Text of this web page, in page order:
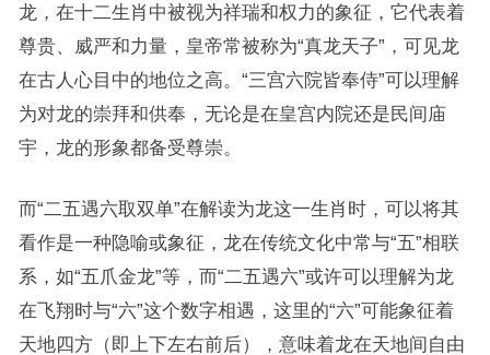
龙，在十二生肖中被视为祥瑞和权力的象征，它代表着
尊贵、威严和力量，皇帝常被称为“真龙天子”，可见龙
在古人心目中的地位之高。“三宫六院皆奉侍”可以理解
为对龙的崇拜和供奉，无论是在皇宫内院还是民间庙
宇，龙的形象都备受尊崇。
而“二五遇六取双单”在解读为龙这一生肖时，可以将其
看作是一种隐喻或象征，龙在传统文化中常与“五”相联
系，如“五爪金龙”等，而“二五遇六”或许可以理解为龙
在飞翔时与“六”这个数字相遇，这里的“六”可能象征着
天地四方（即上下左右前后），意味着龙在天地间自由